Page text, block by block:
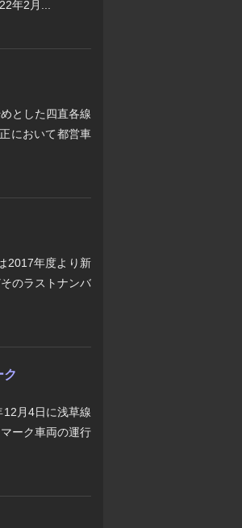
年2月...
とした四直各線
において都営車
2017年度より新
のラストナンバ
ク
月4日に浅草線
ーク車両の運行